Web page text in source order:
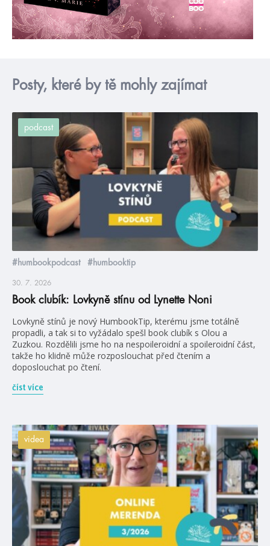
Posty, které by tě mohly zajímat
podcast
#humbookpodcast #humbooktip
30. 7. 2026
Book clubík: Lovkyně stínu od Lynette Noni
Lovkyně stínů je nový HumbookTip, kterému jsme totálně
propadli, a tak si to vyžádalo spešl book clubík s Olou a
Zuzkou. Rozdělili jsme ho na nespoileroidní a spoileroidní část,
takže ho klidně může rozposlouchat před čtením a
doposlouchat po čtení.
číst více
videa